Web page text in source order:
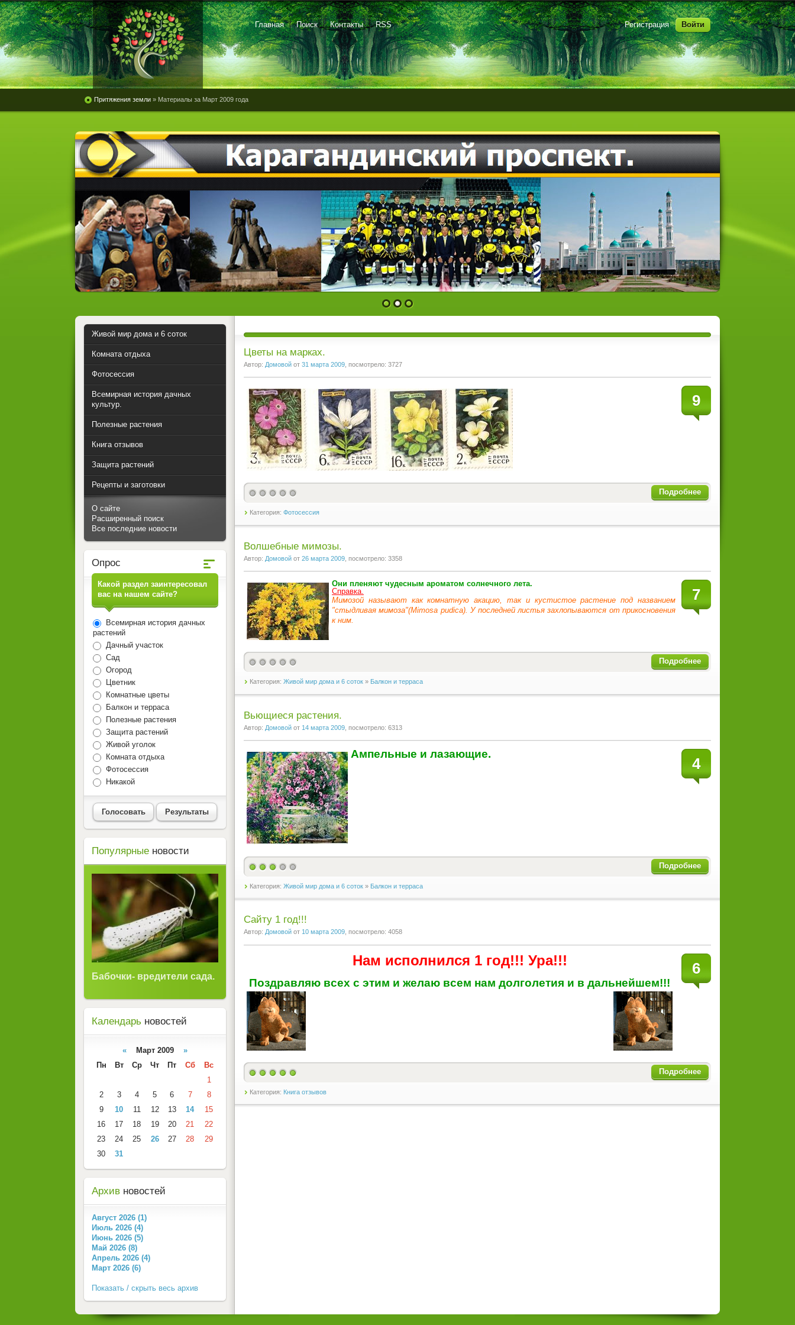
Регистрация Войти
Главная Поиск Контакты RSS
Притяжения земли » Материалы за Март 2009 года
1 2 3
Цветы на марках.
Автор: Домовой от 31 марта 2009 , посмотрело: 3727
9
Подробнее
Категория: Фотосессия
Волшебные мимозы.
Автор: Домовой от 26 марта 2009 , посмотрело: 3358
7
Они пленяют чудесным ароматом солнечного лета.
Справка.
Мимозой называют как комнатную акацию, так и кустистое растение под названием
"стыдливая мимоза"(Mimosa pudica). У последней листья захлопываются от прикосновения
к ним.
Подробнее
Категория: Живой мир дома и 6 соток » Балкон и терраса
Вьющиеся растения.
Автор: Домовой от 14 марта 2009 , посмотрело: 6313
4
Ампельные и лазающие.
Подробнее
Категория: Живой мир дома и 6 соток » Балкон и терраса
Сайту 1 год!!!
Автор: Домовой от 10 марта 2009, посмотрело: 4058
6
Нам исполнился 1 год!!! Ура!!!
Поздравляю всех с этим и желаю всем нам долголетия и в дальнейшем!!!
Подробнее
Категория: Книга отзывов
Живой мир дома и 6 соток
Комната отдыха
Фотосессия
Всемирная история дачных
культур.
Полезные растения
Книга отзывов
Защита растений
Рецепты и заготовки
О сайте
Расширенный поиск
Все последние новости
Опрос
Какой раздел заинтересовал
вас на нашем сайте?
Всемирная история дачных
растений
Дачный участок
Сад
Огород
Цветник
Комнатные цветы
Балкон и терраса
Полезные растения
Защита растений
Живой уголок
Комната отдыха
Фотосессия
Никакой
Голосовать Результаты
Популярные новости
Бабочки- вредители сада.
Календарь новостей
« Март 2009 »
Пн
Вт Ср Чт Пт Сб
Вс
1
2
3 4 5 6 7
8
9
10 11 12 13 14
15
16
17 18 19 20 21
22
23
24 25 26 27 28
29
30
31
Архив новостей
Август 2026 (1)
Июль 2026 (4)
Июнь 2026 (5)
Май 2026 (8)
Апрель 2026 (4)
Март 2026 (6)
Показать / скрыть весь архив